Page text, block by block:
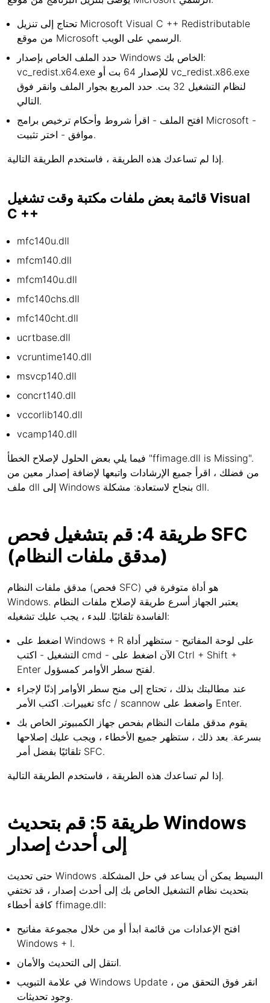
تحتاج إلى تنزيل Microsoft Visual C ++ Redistributable
من موقع Microsoft الرسمي على الويب.
حدد الملف الخاص بإصدار Windows الخاص بك:
vc_redist.x64.exe للإصدار 64 بت أو vc_redist.x86.exe
لنظام التشغيل 32 بت. حدد المربع بجوار الملف وانقر فوق
التالي.
افتح الملف - اقرأ شروط وأحكام ترخيص برامج Microsoft -
موافق - اختر تثبيت.
إذا لم تساعدك هذه الطريقة ، فاستخدم الطريقة التالية.
قائمة بعض ملفات مكتبة وقت تشغيل Visual
C ++
mfc140u.dll
mfcm140.dll
mfcm140u.dll
mfc140chs.dll
mfc140cht.dll
ucrtbase.dll
vcruntime140.dll
msvcp140.dll
concrt140.dll
vccorlib140.dll
vcamp140.dll
فيما يلي بعض الحلول لإصلاح الخطأ "ffimage.dll is Missing".
من فضلك ، اقرأ جميع الإرشادات واتبعها لإضافة إصدار معين من
ملف dll إلى Windows بنجاح لاستعادة: مشكلة dll.
طريقة 4: قم بتشغيل فحص SFC
(مدقق ملفات النظام)
مدقق ملفات النظام (فحص SFC) هو أداة متوفرة في
Windows. يعتبر الجهاز أسرع طريقة لإصلاح ملفات النظام
الفاسدة تلقائيًا. للبدء ، يجب عليك تشغيله:
اضغط على Windows + R على لوحة المفاتيح - ستظهر أداة
التشغيل - اكتب cmd - الآن اضغط على Ctrl + Shift +
Enter لفتح سطر الأوامر كمسؤول.
عند مطالبتك بذلك ، تحتاج إلى منح سطر الأوامر إذنًا لإجراء
تغييرات. اكتب الأمر sfc / scannow واضغط على Enter.
يقوم مدقق ملفات النظام بفحص جهاز الكمبيوتر الخاص بك
بسرعة. بعد ذلك ، ستظهر جميع الأخطاء ، ويجب عليك إصلاحها
تلقائيًا بفضل أمر SFC.
إذا لم تساعدك هذه الطريقة ، فاستخدم الطريقة التالية.
طريقة 5: قم بتحديث Windows
إلى أحدث إصدار
حتى تحديث Windows البسيط يمكن أن يساعد في حل المشكلة.
بتحديث نظام التشغيل الخاص بك إلى أحدث إصدار ، قد تختفي
كافة أخطاء ffimage.dll:
افتح الإعدادات من قائمة ابدأ أو من خلال مجموعة مفاتيح
Windows + I.
انتقل إلى التحديث والأمان.
في علامة التبويب Windows Update ، انقر فوق التحقق من
وجود تحديثات.